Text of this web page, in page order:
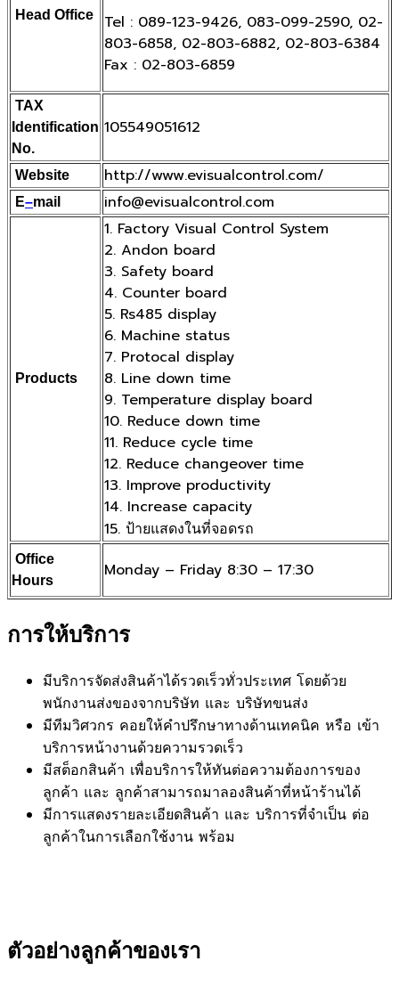
Head Office
Tel : 089-123-9426, 083-099-2590, 02-
803-6858, 02-803-6882, 02-803-6384
Fax : 02-803-6859
TAX
Identification
No.
105549051612
Website http://www.evisualcontrol.com/
E–mail info@evisualcontrol.com
Products
1. Factory Visual Control System
2. Andon board
3. Safety board
4. Counter board
5. Rs485 display
6. Machine status
7. Protocal display
8. Line down time
9. Temperature display board
10. Reduce down time
11. Reduce cycle time
12. Reduce changeover time
13. Improve productivity
14. Increase capacity
15. ป้ายแสดงในที่จอดรถ
Office
Hours
Monday – Friday 8:30 – 17:30
การให้บริการ
มีบริการจัดส่งสินค้าได้รวดเร็วทั่วประเทศ โดยด้วย
พนักงานส่งของจากบริษัท และ บริษัทขนส่ง
มีทีมวิศวกร คอยให้คำปรึกษาทางด้านเทคนิค หรือ เข้า
บริการหน้างานด้วยความรวดเร็ว
มีสต็อกสินค้า เพื่อบริการให้ทันต่อความต้องการของ
ลูกค้า และ ลูกค้าสามารถมาลองสินค้าที่หน้าร้านได้
มีการแสดงรายละเอียดสินค้า และ บริการที่จำเป็น ต่อ
ลูกค้าในการเลือกใช้งาน พร้อม
ตัวอย่างลูกค้าของเรา